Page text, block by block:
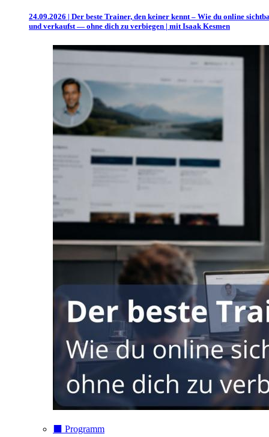
24.09.2026 | Der beste Trainer, den keiner kennt – Wie du online
und verkaufst — ohne dich zu verbiegen | mit Isaak Kesmen
⬛️ Programm